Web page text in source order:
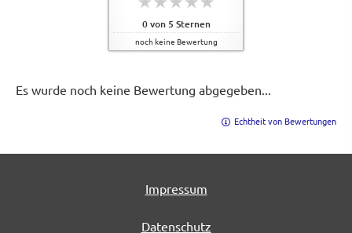
0von5 Sternen
noch keine Bewertung
Es wurde noch keine Bewertung abgegeben...
Echtheit von Bewertungen
Impressum
Datenschutz